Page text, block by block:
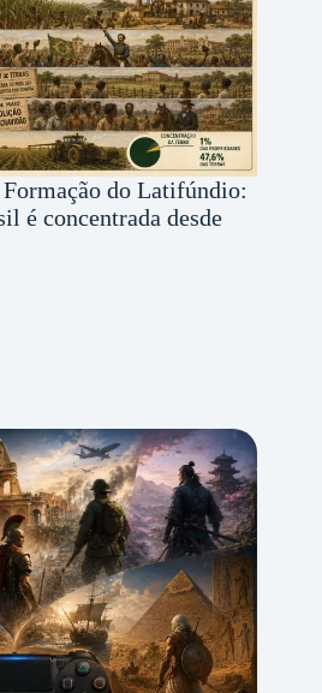
do Latifúndio:
é concentrada desde